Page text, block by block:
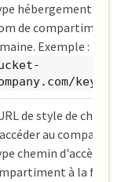
hébergement
de compartiment
Exemple :
key-
de style de chemin
au
chemin d'accès
à la fin